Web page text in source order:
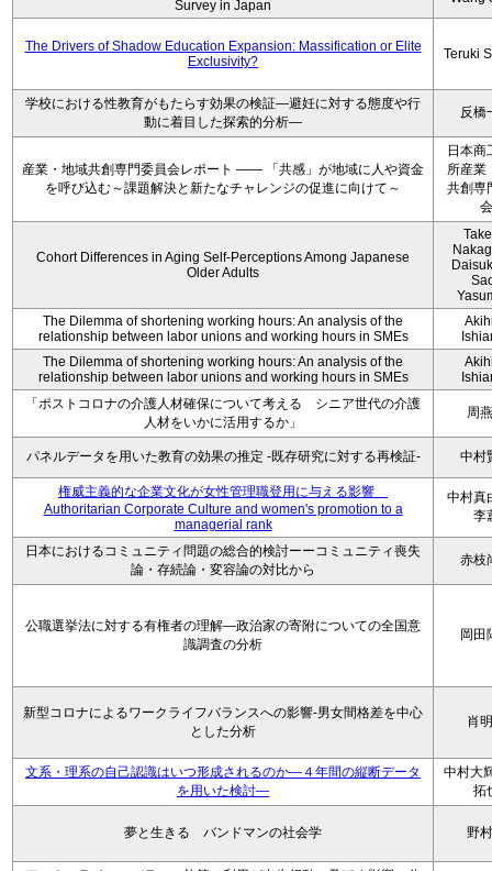
Survey in Japan
The Drivers of Shadow Education Expansion: Massification or Elite
Exclusivity?
Teruki
学校における性教育がもたらす効果の検証―避妊に対する態度や行
動に着目した探索的分析―
反橋
産業・地域共創専門委員会レポート ―― 「共感」が地域に人や資金
を呼び込む～課題解決と新たなチャレンジの促進に向けて～
日本商
所産業
共創専
会
Cohort Differences in Aging Self-Perceptions Among Japanese
Older Adults
The Dilemma of shortening working hours: An analysis of the
relationship between labor unions and working hours in SMEs
The Dilemma of shortening working hours: An analysis of the
relationship between labor unions and working hours in SMEs
「ポストコロナの介護人材確保について考える シニア世代の介護
人材をいかに活用するか」
周
パネルデータを用いた教育の効果の推定 -既存研究に対する再検証- 中村
権威主義的な企業文化が女性管理職登用に与える影響
Authoritarian Corporate Culture and women's promotion to a
managerial rank
中村
李
日本におけるコミュニティ問題の総合的検討ーーコミュニティ喪失
論・存続論・変容論の対比から
赤枝
公職選挙法に対する有権者の理解―政治家の寄附についての全国意
識調査の分析
岡田
新型コロナによるワークライフバランスへの影響-男女間格差を中心
とした分析
肖
文系・理系の自己認識はいつ形成されるのか―４年間の縦断データ
を用いた検討―
中村大
拓
夢と生きる バンドマンの社会学 野